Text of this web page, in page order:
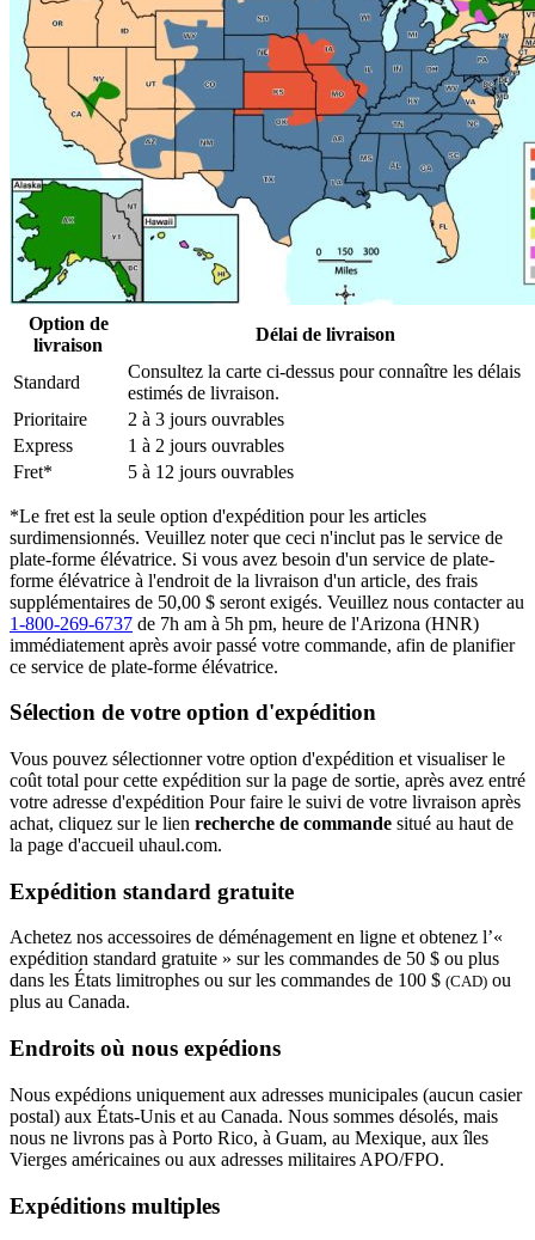
Option de
livraison
Délai de livraison
Standard
Consultez la carte ci-dessus pour connaître les délais
estimés de livraison.
Prioritaire
2 à 3 jours ouvrables
Express
1 à 2 jours ouvrables
Fret*
5 à 12 jours ouvrables
*Le fret est la seule option d'expédition pour les articles
surdimensionnés. Veuillez noter que ceci n'inclut pas le service de
plate-forme élévatrice. Si vous avez besoin d'un service de plate-
forme élévatrice à l'endroit de la livraison d'un article, des frais
supplémentaires de 50,00 $ seront exigés. Veuillez nous contacter au
1-800-269-6737 de 7h am à 5h pm, heure de l'Arizona (HNR)
immédiatement après avoir passé votre commande, afin de planifier
ce service de plate-forme élévatrice.
Sélection de votre option d'expédition
Vous pouvez sélectionner votre option d'expédition et visualiser le
coût total pour cette expédition sur la page de sortie, après avez entré
votre adresse d'expédition Pour faire le suivi de votre livraison après
achat, cliquez sur le lien recherche de commande situé au haut de
la page d'accueil uhaul.com.
Expédition standard gratuite
Achetez nos accessoires de déménagement en ligne et obtenez l’«
expédition standard gratuite » sur les commandes de 50 $ ou plus
dans les États limitrophes ou sur les commandes de 100 $ (CAD) ou
plus au Canada.
Endroits où nous expédions
Nous expédions uniquement aux adresses municipales (aucun casier
postal) aux États-Unis et au Canada. Nous sommes désolés, mais
nous ne livrons pas à Porto Rico, à Guam, au Mexique, aux îles
Vierges américaines ou aux adresses militaires APO/FPO.
Expéditions multiples